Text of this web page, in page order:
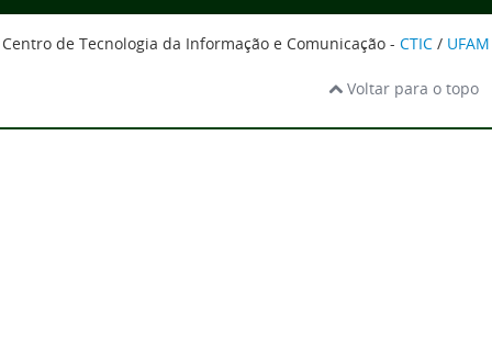
Centro de Tecnologia da Informação e Comunicação - CTIC / UFAM
Voltar para o topo